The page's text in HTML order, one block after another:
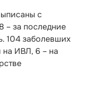
с
– за последние
104 заболевших
на ИВЛ, 6 – на